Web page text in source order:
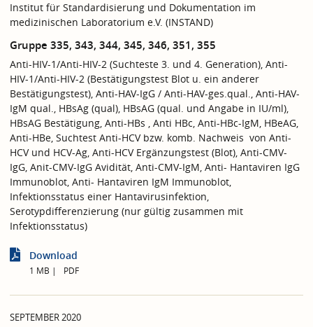
Institut für Standardisierung und Dokumentation im
medizinischen Laboratorium e.V. (INSTAND)
Gruppe 335, 343, 344, 345, 346, 351, 355
Anti-HIV-1/Anti-HIV-2 (Suchteste 3. und 4. Generation), Anti-
HIV-1/Anti-HIV-2 (Bestätigungstest Blot u. ein anderer
Bestätigungstest), Anti-HAV-IgG / Anti-HAV-ges.qual., Anti-HAV-
IgM qual., HBsAg (qual), HBsAG (qual. und Angabe in IU/ml),
HBsAG Bestätigung, Anti-HBs , Anti HBc, Anti-HBc-IgM, HBeAG,
Anti-HBe, Suchtest Anti-HCV bzw. komb. Nachweis von Anti-
HCV und HCV-Ag, Anti-HCV Ergänzungstest (Blot), Anti-CMV-
IgG, Anit-CMV-IgG Avidität, Anti-CMV-IgM, Anti- Hantaviren IgG
Immunoblot, Anti- Hantaviren IgM Immunoblot,
Infektionsstatus einer Hantavirusinfektion,
Serotypdifferenzierung (nur gültig zusammen mit
Infektionsstatus)
Download
1 MB PDF
SEPTEMBER 2020